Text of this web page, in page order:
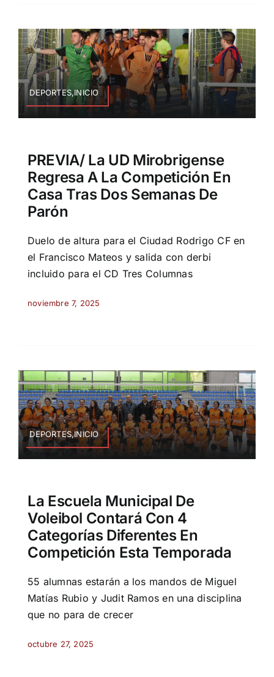
DEPORTES,INICIO
PREVIA/ La UD Mirobrigense
Regresa A La Competición En
Casa Tras Dos Semanas De
Parón
Duelo de altura para el Ciudad Rodrigo CF en
el Francisco Mateos y salida con derbi
incluido para el CD Tres Columnas
noviembre 7, 2025
DEPORTES,INICIO
La Escuela Municipal De
Voleibol Contará Con 4
Categorías Diferentes En
Competición Esta Temporada
55 alumnas estarán a los mandos de Miguel
Matías Rubio y Judit Ramos en una disciplina
que no para de crecer
octubre 27, 2025